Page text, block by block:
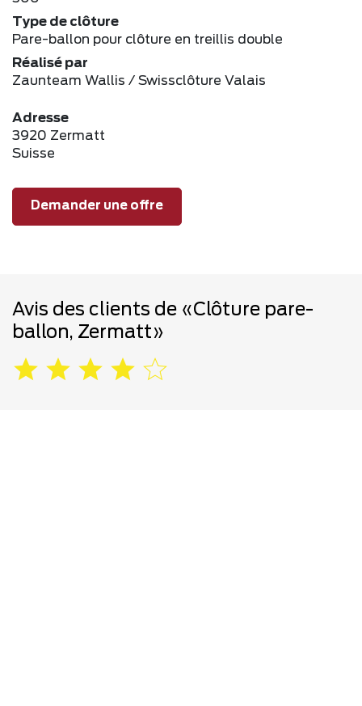
Type de clôture
Pare-ballon pour clôture en treillis double
Réalisé par
Zaunteam Wallis / Swissclôture Valais
Adresse
3920 Zermatt
Suisse
Demander une offre
Avis des clients de «Clôture pare-
ballon, Zermatt»